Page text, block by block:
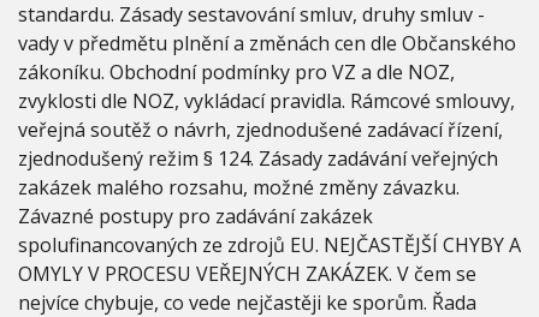
/
2
0
1
7
N
o
v
ý
z
á
k
o
standardu. Zásady sestavování smluv, druhy smluv -
vady v předmětu plnění a změnách cen dle Občanského
zákoníku. Obchodní podmínky pro VZ a dle NOZ,
zvyklosti dle NOZ, vykládací pravidla. Rámcové smlouvy,
veřejná soutěž o návrh, zjednodušené zadávací řízení,
zjednodušený režim § 124. Zásady zadávání veřejných
zakázek malého rozsahu, možné změny závazku.
Závazné postupy pro zadávání zakázek
spolufinancovaných ze zdrojů EU. NEJČASTĚJŠÍ CHYBY A
OMYLY V PROCESU VEŘEJNÝCH ZAKÁZEK. V čem se
nejvíce chybuje, co vede nejčastěji ke sporům. Řada